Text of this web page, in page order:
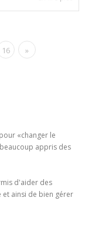
16 »
«changer le
appris des
d'aider des
ainsi de bien gérer